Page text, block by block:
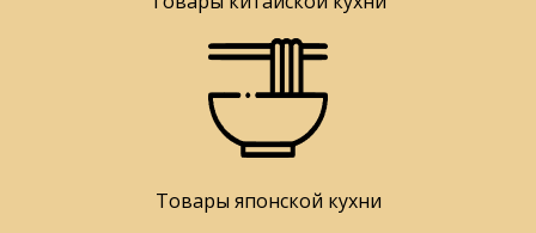
Товары японской кухни